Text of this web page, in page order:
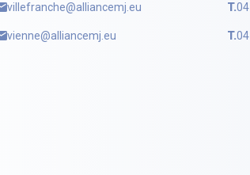
villefranche@alliancemj.eu T.
vienne@alliancemj.eu T.